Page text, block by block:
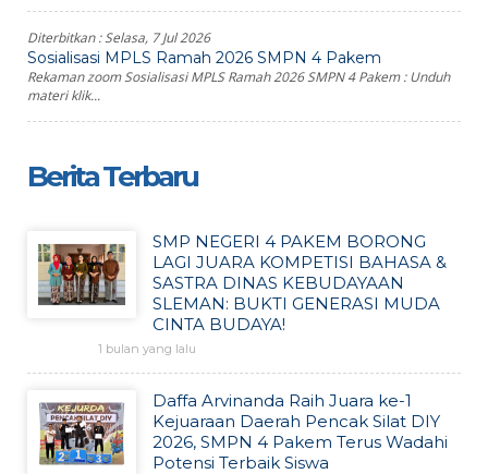
Diterbitkan :Selasa, 7 Jul 2026
Sosialisasi MPLS Ramah 2026 SMPN 4 Pakem
Rekaman zoom Sosialisasi MPLS Ramah 2026 SMPN 4 Pakem : Unduh
materi klik...
Berita Terbaru
SMP NEGERI 4 PAKEM BORONG
LAGI JUARA KOMPETISI BAHASA &
SASTRA DINAS KEBUDAYAAN
SLEMAN: BUKTI GENERASI MUDA
CINTA BUDAYA!
1 bulan yang lalu
Daffa Arvinanda Raih Juara ke-1
Kejuaraan Daerah Pencak Silat DIY
2026, SMPN 4 Pakem Terus Wadahi
Potensi Terbaik Siswa